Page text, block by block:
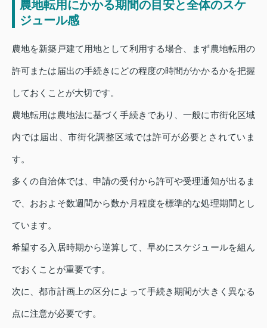
農地転用にかかる期間の目安と全体のスケ
ジュール感
農地を新築戸建て用地として利用する場合、まず農地転用の
許可または届出の手続きにどの程度の時間がかかるかを把握
しておくことが大切です。
農地転用は農地法に基づく手続きであり、一般に市街化区域
内では届出、市街化調整区域では許可が必要とされていま
す。
多くの自治体では、申請の受付から許可や受理通知が出るま
で、おおよそ数週間から数か月程度を標準的な処理期間とし
ています。
希望する入居時期から逆算して、早めにスケジュールを組ん
でおくことが重要です。
次に、都市計画上の区分によって手続き期間が大きく異なる
点に注意が必要です。